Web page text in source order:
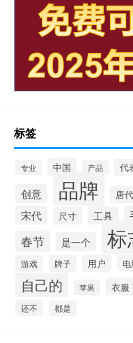
标签
专业 中国 产品 代
创意 品牌 唐代
宋代 尺寸 工具
春节 是一个 标
游戏 牌子 用户 电
自己的 苹果 衣服
还不 都是